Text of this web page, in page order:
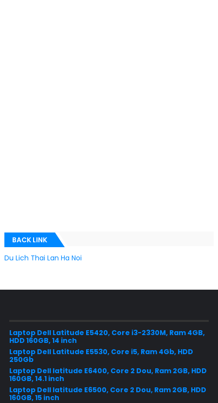
BACK LINK
Du Lich Thai Lan Ha Noi
Laptop Dell Latitude E5420, Core i3-2330M, Ram 4GB,
HDD 160GB, 14 inch
Laptop Dell Latitude E5530, Core i5, Ram 4Gb, HDD
250Gb
Laptop Dell latitude E6400, Core 2 Dou, Ram 2GB, HDD
160GB, 14.1 inch
Laptop Dell latitude E6500, Core 2 Dou, Ram 2GB, HDD
160GB, 15 inch